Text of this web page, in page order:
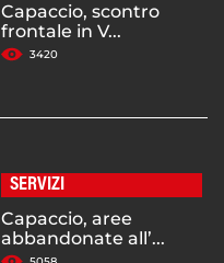
Capaccio, scontro
frontale in V...
3420
SERVIZI
Capaccio, aree
abbandonate all’...